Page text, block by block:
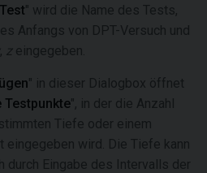
" wird die Name des Tests,
Anfangs von DPT-Versuch und
, zeingegeben.
" in dieser Dialogbox öffnet
Testpunkte", in der die Anzahl
Tiefe oder einem
eingegeben wird. Die Tiefe kann
durch Eingabe des Intervalls der